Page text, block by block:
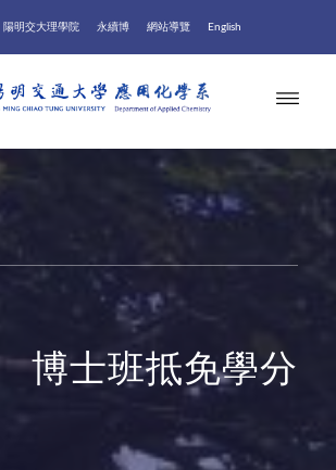
陽明交大理學院 永續博 網站導覽 English
博士班抵免學分